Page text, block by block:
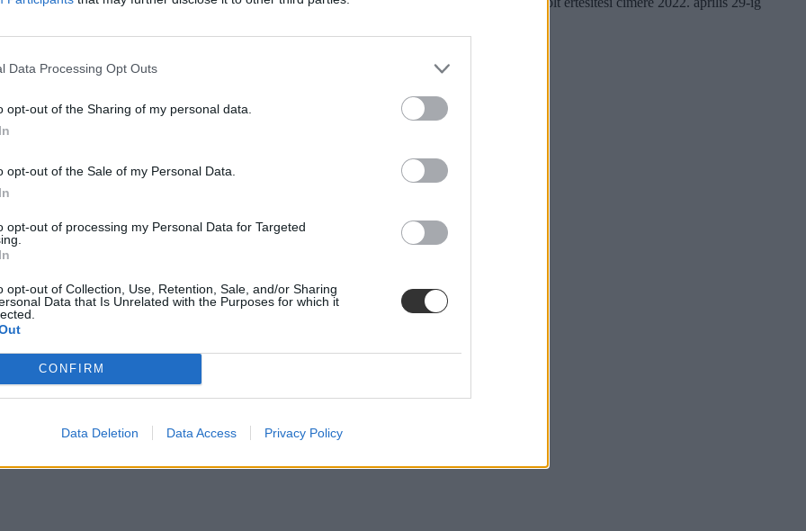
Data Processing Opt Outs
opt-out of the Sharing of my personal data.
opt-out of the Sale of my Personal Data.
opt-out of processing my Personal Data for Targeted
opt-out of Collection, Use, Retention, Sale, and/or Sharing
Data that Is Unrelated with the Purposes for which it
CONFIRM
Data Deletion Data Access Privacy Policy